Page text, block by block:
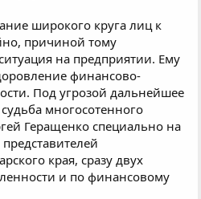
широкого круга лиц к
причиной тому
на предприятии. Ему
финансово-
Под угрозой дальнейшее
многосотенного
Геращенко специально на
края, сразу двух
и по финансовому